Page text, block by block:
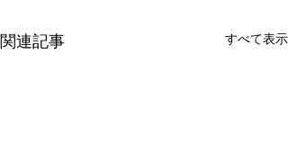
関連記事 すべて表示